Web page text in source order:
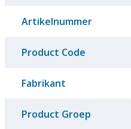
Artikelnummer
Product Code
Fabrikant
Product Groep